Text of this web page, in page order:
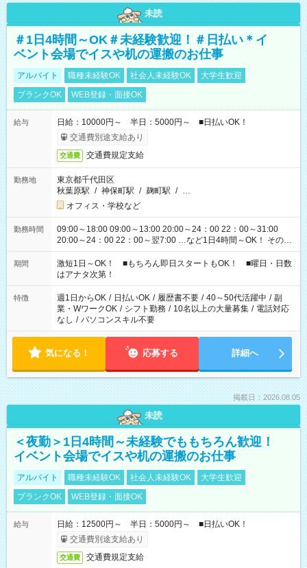
未読
＃1日4時間～OK＃未経験歓迎！＃日払い＊イ
ベント会場でイスや机の運搬のお仕事
アルバイト 職種未経験OK 社会人未経験OK
大学生歓迎
ブランクOK
WEB登録・面接OK
給与
日給：10000円～ 半日：5000円～ ■日払いOK！
交通費別途支給あり
交通費 交通費規定支給
勤務地
東京都千代田区
秋葉原駅 / 神保町駅 / 麹町駅 / …
オフィス・学校など
勤務時間
09:00～18:00 09:00～13:00 20:00～24：00 22：00～31:00
20:00～24：00 22：00～翌7:00 …など1日4時間～OK！ その他
シフトもございます！ お気軽にご相談ください！
期間
激短1日～OK！ ■もちろん即日スタートもOK！ ■曜日・日数
はアナタ次第！
特徴 週1日からOK / 日払いOK / 履歴書不要 / 40～50代活躍中 / 副
業・WワークOK / シフト勤務 / 10名以上の大量募集 / 電話対応
なし / パソコンスキル不要
気になる！ 応募する 詳細へ
掲載日：2026.08.05
未読
＜夜勤＞1日4時間～未経験でももちろん歓迎！
イベント会場でイスや机の運搬のお仕事
アルバイト 職種未経験OK 社会人未経験OK
大学生歓迎
ブランクOK
WEB登録・面接OK
給与
日給：12500円～ 半日：5000円～ ■日払いOK！
交通費別途支給あり
交通費 交通費規定支給